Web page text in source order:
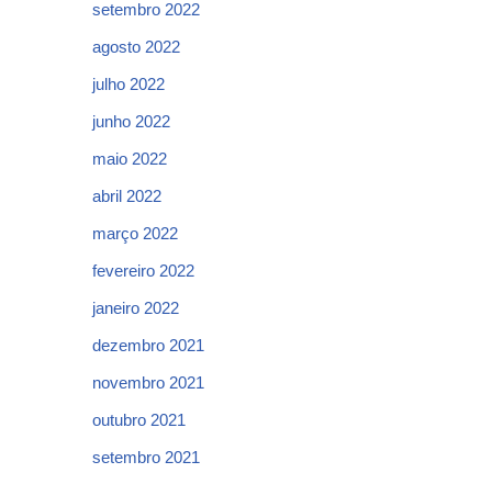
setembro 2022
agosto 2022
julho 2022
junho 2022
maio 2022
abril 2022
março 2022
fevereiro 2022
janeiro 2022
dezembro 2021
novembro 2021
outubro 2021
setembro 2021